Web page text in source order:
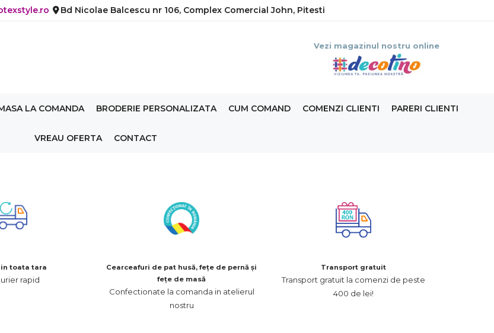
Bd Nicolae Balcescu nr 106, Complex Comercial John, Pitesti
Vezi magazinul nostru online
LA COMANDA BRODERIE PERSONALIZATA CUM COMAND COMENZI CLIENTI PARERI CLIENTI
VREAU OFERTA CONTACT
toata tara
rapid
Cearceafuri de pat husă, fețe de pernă și
fețe de masă
Confectionate la comanda in atelierul
nostru
Transport gratuit
Transport gratuit la comenzi de peste
400 de lei!